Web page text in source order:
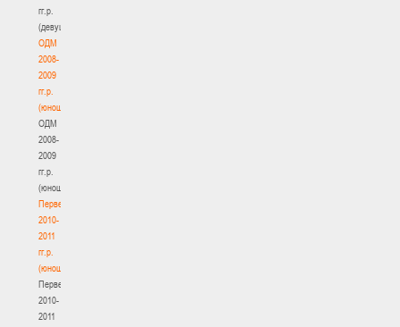
гг.р.
(девушки)
ОДМ
2008-
2009
гг.р.
(юноши)
ОДМ
2008-
2009
гг.р.
(юноши)
Первенство
2010-
2011
гг.р.
(юноши)
Первенство
2010-
2011